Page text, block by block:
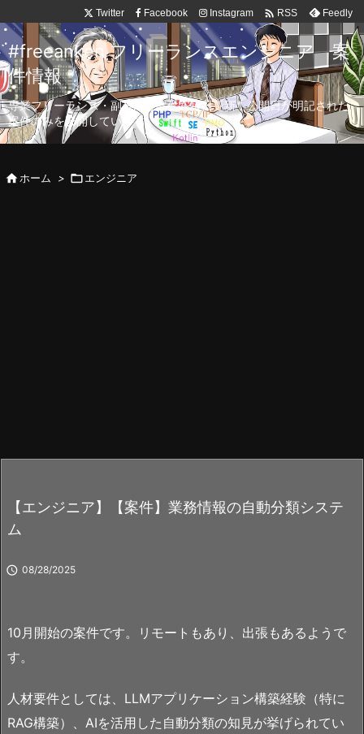
Twitter Facebook Instagram  RSS Feedly
#freeanken フリーランスエンジニア 案
件情報
専業フリーランス・副業向け案件を毎日更新！公開日が明記された
案件のみを公開しています。
ホーム > エンジニア
【エンジニア】【案件】業務情報の自動分類システ
ム
 08/28/2025
10月開始の案件です。リモートもあり、出張もあるようで
す。
人材要件としては、LLMアプリケーション構築経験（特に
RAG構築）、AIを活用した自動分類の知見が挙げられてい